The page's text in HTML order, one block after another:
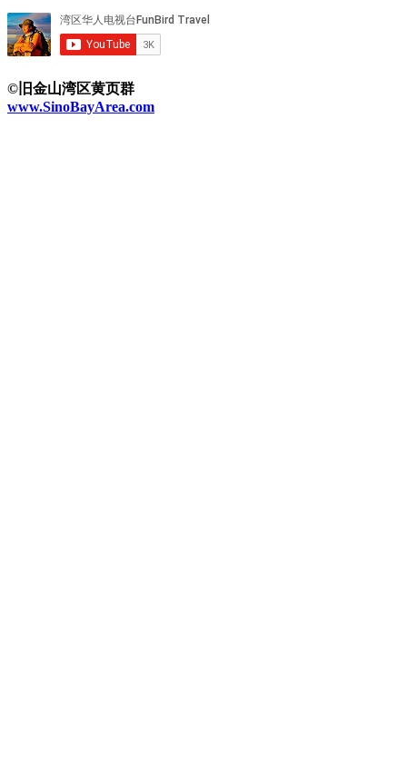
©旧金山湾区黄页群
www.SinoBayArea.com